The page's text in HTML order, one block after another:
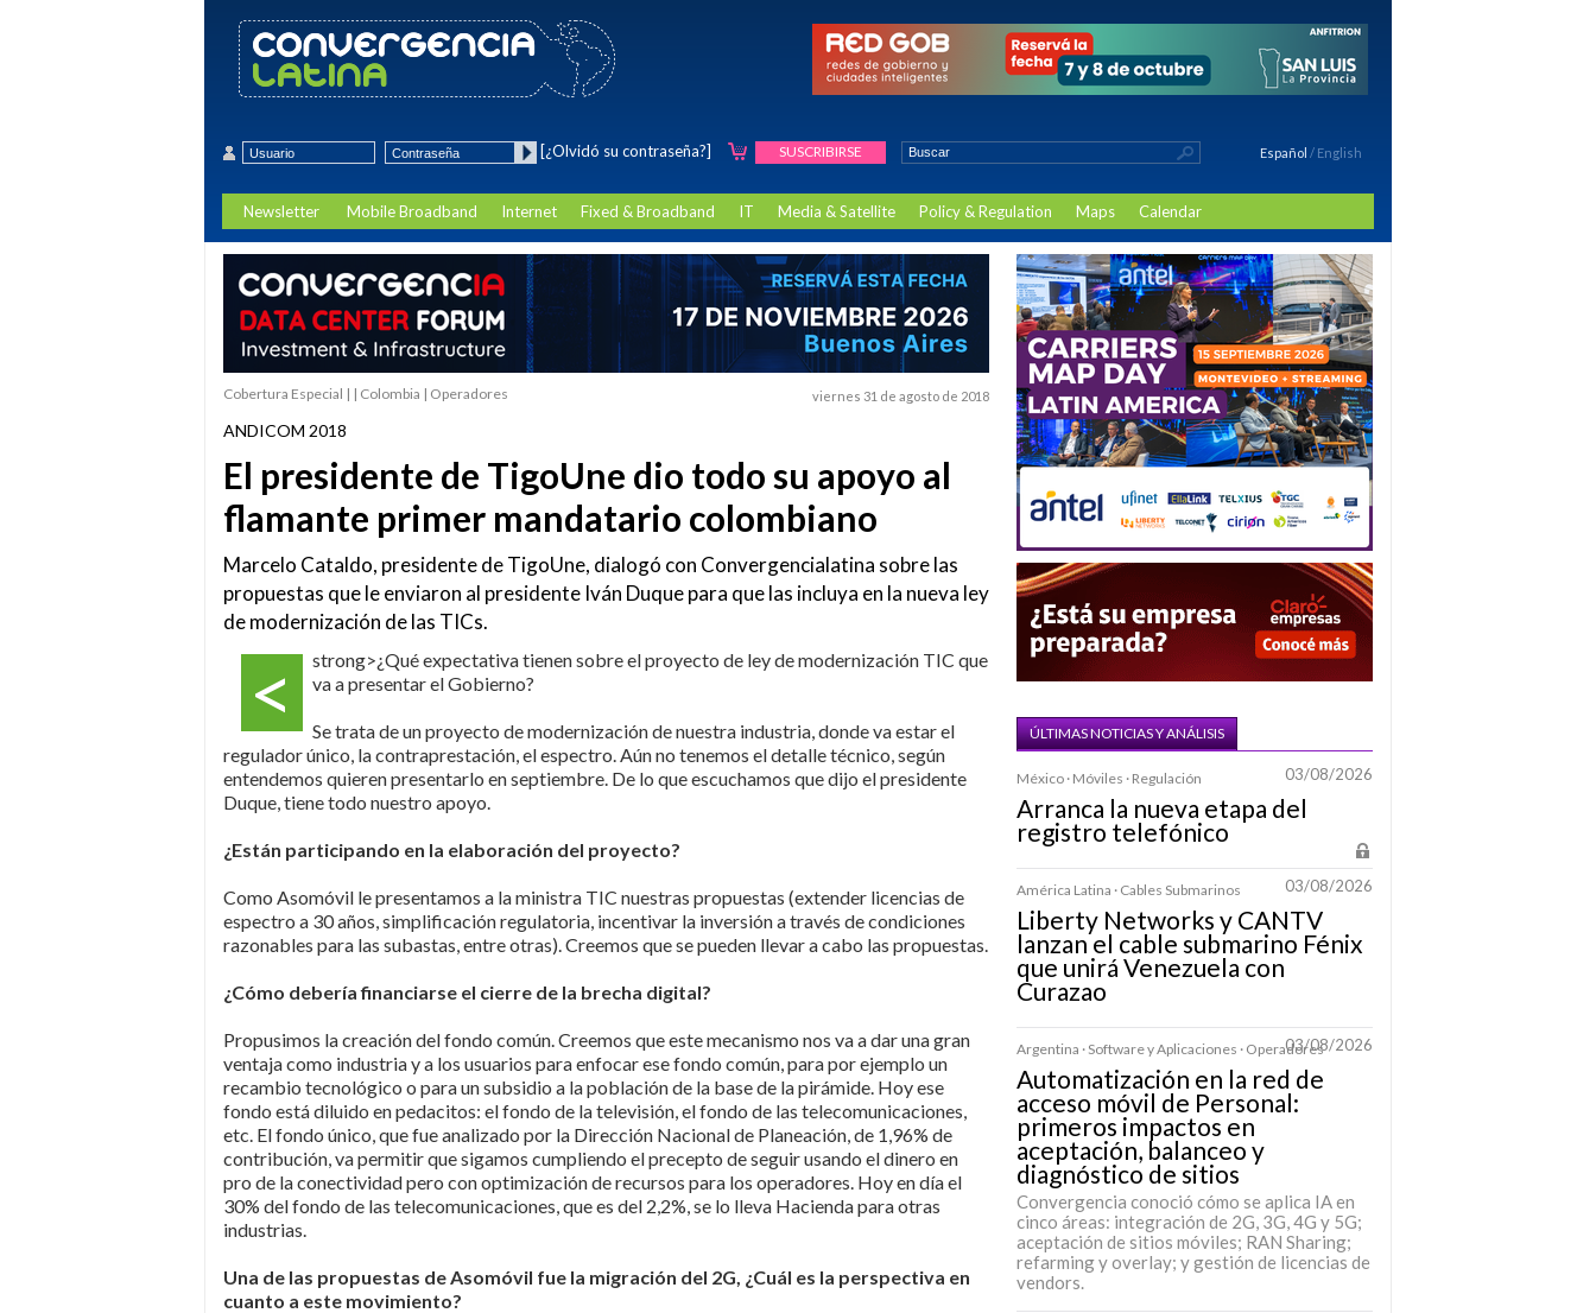
[¿Olvidó su contraseña?] SUSCRIBIRSE Español / English
Newsletter Mobile Broadband Internet Fixed & Broadband IT Media & Satellite Policy & Regulation Maps Calendar
viernes 31 de agosto de 2018
Cobertura Especial | | Colombia | Operadores
ANDICOM 2018
El presidente de TigoUne dio todo su apoyo al
flamante primer mandatario colombiano
Marcelo Cataldo, presidente de TigoUne, dialogó con Convergencialatina sobre las
propuestas que le enviaron al presidente Iván Duque para que las incluya en la nueva ley
de modernización de las TICs.
<
strong>¿Qué expectativa tienen sobre el proyecto de ley de modernización TIC que
va a presentar el Gobierno?
Se trata de un proyecto de modernización de nuestra industria, donde va estar el
regulador único, la contraprestación, el espectro. Aún no tenemos el detalle técnico, según
entendemos quieren presentarlo en septiembre. De lo que escuchamos que dijo el presidente
Duque, tiene todo nuestro apoyo.
¿Están participando en la elaboración del proyecto?
Como Asomóvil le presentamos a la ministra TIC nuestras propuestas (extender licencias de
espectro a 30 años, simplificación regulatoria, incentivar la inversión a través de condiciones
razonables para las subastas, entre otras). Creemos que se pueden llevar a cabo las propuestas.
¿Cómo debería financiarse el cierre de la brecha digital?
Propusimos la creación del fondo común. Creemos que este mecanismo nos va a dar una gran
ventaja como industria y a los usuarios para enfocar ese fondo común, para por ejemplo un
recambio tecnológico o para un subsidio a la población de la base de la pirámide. Hoy ese
fondo está diluido en pedacitos: el fondo de la televisión, el fondo de las telecomunicaciones,
etc. El fondo único, que fue analizado por la Dirección Nacional de Planeación, de 1,96% de
contribución, va permitir que sigamos cumpliendo el precepto de seguir usando el dinero en
pro de la conectividad pero con optimización de recursos para los operadores. Hoy en día el
30% del fondo de las telecomunicaciones, que es del 2,2%, se lo lleva Hacienda para otras
industrias.
Una de las propuestas de Asomóvil fue la migración del 2G, ¿Cuál es la perspectiva en
cuanto a este movimiento?
ÚLTIMAS NOTICIAS Y ANÁLISIS
México · Móviles · Regulación 03/08/2026
Arranca la nueva etapa del
registro telefónico
América Latina · Cables Submarinos 03/08/2026
Liberty Networks y CANTV
lanzan el cable submarino Fénix
que unirá Venezuela con
Curazao
Argentina · Software y Aplicaciones · Operadores03/08/2026
Automatización en la red de
acceso móvil de Personal:
primeros impactos en
aceptación, balanceo y
diagnóstico de sitios
Convergencia conoció cómo se aplica IA en
cinco áreas: integración de 2G, 3G, 4G y 5G;
aceptación de sitios móviles; RAN Sharing;
refarming y overlay; y gestión de licencias de
vendors.